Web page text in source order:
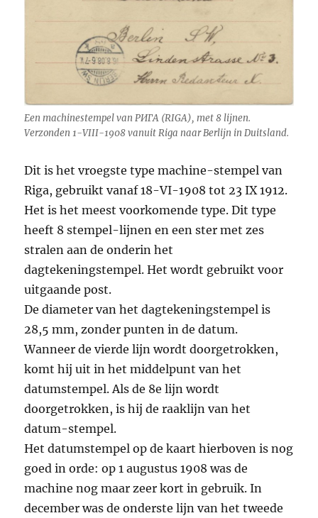
Een machinestempel van РИГА (RIGA), met 8 lijnen.
Verzonden 1-VIII-1908 vanuit Riga naar Berlijn in Duitsland.
Dit is het vroegste type machine-stempel van
Riga, gebruikt vanaf 18-VI-1908 tot 23 IX 1912.
Het is het meest voorkomende type. Dit type
heeft 8 stempel-lijnen en een ster met zes
stralen aan de onderin het
dagtekeningstempel. Het wordt gebruikt voor
uitgaande post.
De diameter van het dagtekeningstempel is
28,5 mm, zonder punten in de datum.
Wanneer de vierde lijn wordt doorgetrokken,
komt hij uit in het middelpunt van het
datumstempel. Als de 8e lijn wordt
doorgetrokken, is hij de raaklijn van het
datum-stempel.
Het datumstempel op de kaart hierboven is nog
goed in orde: op 1 augustus 1908 was de
machine nog maar zeer kort in gebruik. In
december was de onderste lijn van het tweede